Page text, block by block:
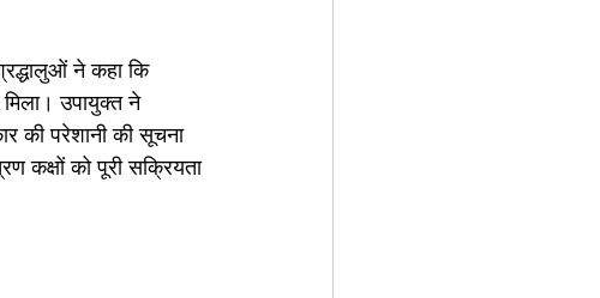
ने कहा कि
उपायुक्त ने
की परेशानी की सूचना
कक्षों को पूरी सक्रियता